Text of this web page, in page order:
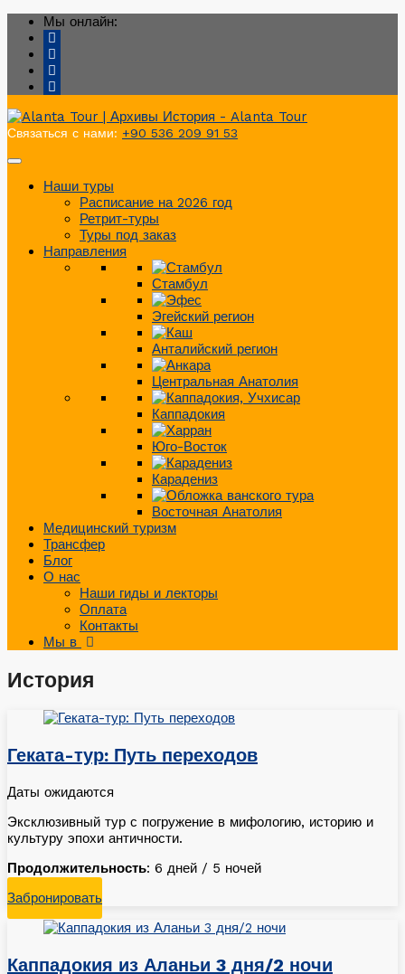
Мы онлайн:
Связаться с нами: +90 536 209 91 53
Наши туры
Расписание на 2026 год
Ретрит-туры
Туры под заказ
Направления
Стамбул
Эгейский регион
Анталийский регион
Центральная Анатолия
Каппадокия
Юго-Восток
Карадениз
Восточная Анатолия
Медицинский туризм
Трансфер
Блог
О нас
Наши гиды и лекторы
Оплата
Контакты
Мы в
История
Геката-тур: Путь переходов
Даты ожидаются
Эксклюзивный тур с погружение в мифологию, историю и
культуру эпохи античности.
Продолжительность: 6 дней / 5 ночей
Забронировать
Каппадокия из Аланьи 3 дня/2 ночи